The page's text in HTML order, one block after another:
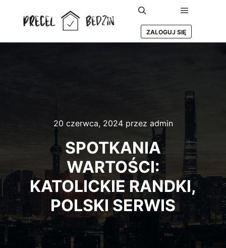
Szukaj Główne
ZALOGUJ SIĘ
20 czerwca, 2024przez admin
SPOTKANIA
WARTOŚCI:
KATOLICKIE RANDKI,
POLSKI SERWIS